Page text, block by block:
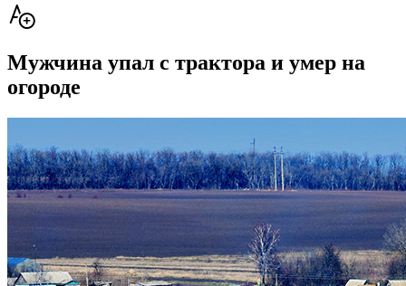
Мужчина упал с трактора и умер на
огороде